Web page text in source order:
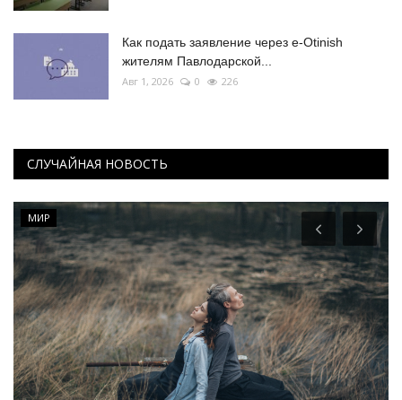
Как подать заявление через e-Otinish
жителям Павлодарской...
Авг 1, 2026 0 226
СЛУЧАЙНАЯ НОВОСТЬ
МИР